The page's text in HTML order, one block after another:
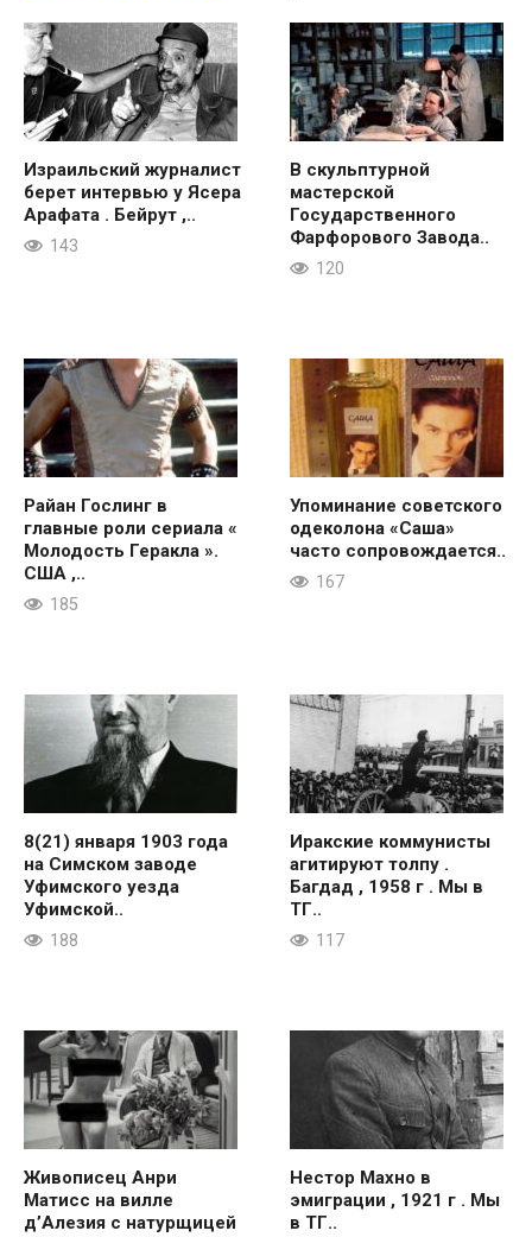
Израильский журналист
берет интервью у Ясера
Арафата . Бейрут ,..
143
В скульптурной
мастерской
Государственного
Фарфорового Завода..
120
Райан Гослинг в
главные роли сериала «
Молодость Геракла ».
США ,..
185
Упоминание советского
одеколона «Саша»
часто сопровождается..
167
8(21) января 1903 года
на Симском заводе
Уфимского уезда
Уфимской..
188
Иракские коммунисты
агитируют толпу .
Багдад , 1958 г . Мы в
ТГ..
117
Живописец Анри
Матисс на вилле
д’Алезия с натурщицей
Нестор Махно в
эмиграции , 1921 г . Мы
в ТГ..